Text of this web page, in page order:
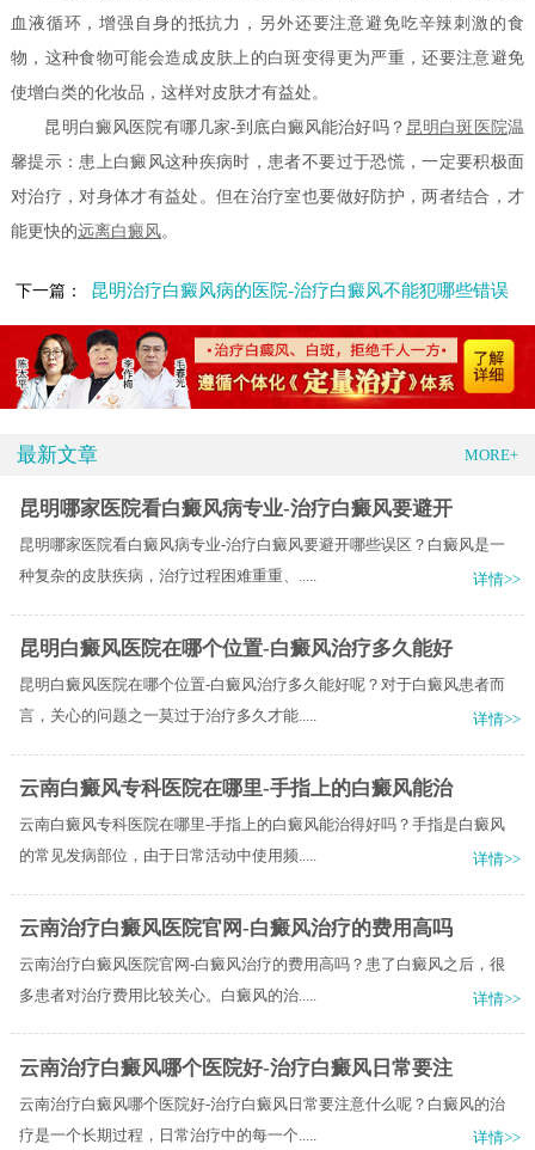
血液循环，增强自身的抵抗力，另外还要注意避免吃辛辣刺激的食
物，这种食物可能会造成皮肤上的白斑变得更为严重，还要注意避免
使增白类的化妆品，这样对皮肤才有益处。
昆明白癜风医院有哪几家-到底白癜风能治好吗？ 昆明白斑医院温
馨提示：患上白癜风这种疾病时，患者不要过于恐慌，一定要积极面
对治疗，对身体才有益处。但在治疗室也要做好防护，两者结合，才
能更快的远离白癜风。
下一篇： 昆明治疗白癜风病的医院-治疗白癜风不能犯哪些错误
最新文章 MORE+
昆明哪家医院看白癜风病专业-治疗白癜风要避开
昆明哪家医院看白癜风病专业-治疗白癜风要避开哪些误区？白癜风是一
种复杂的皮肤疾病，治疗过程困难重重、.....
详情>>
昆明白癜风医院在哪个位置-白癜风治疗多久能好
昆明白癜风医院在哪个位置-白癜风治疗多久能好呢？对于白癜风患者而
言，关心的问题之一莫过于治疗多久才能.....
详情>>
云南白癜风专科医院在哪里-手指上的白癜风能治
云南白癜风专科医院在哪里-手指上的白癜风能治得好吗？手指是白癜风
的常见发病部位，由于日常活动中使用频.....
详情>>
云南治疗白癜风医院官网-白癜风治疗的费用高吗
云南治疗白癜风医院官网-白癜风治疗的费用高吗？患了白癜风之后，很
多患者对治疗费用比较关心。白癜风的治.....
详情>>
云南治疗白癜风哪个医院好-治疗白癜风日常要注
云南治疗白癜风哪个医院好-治疗白癜风日常要注意什么呢？白癜风的治
疗是一个长期过程，日常治疗中的每一个.....
详情>>